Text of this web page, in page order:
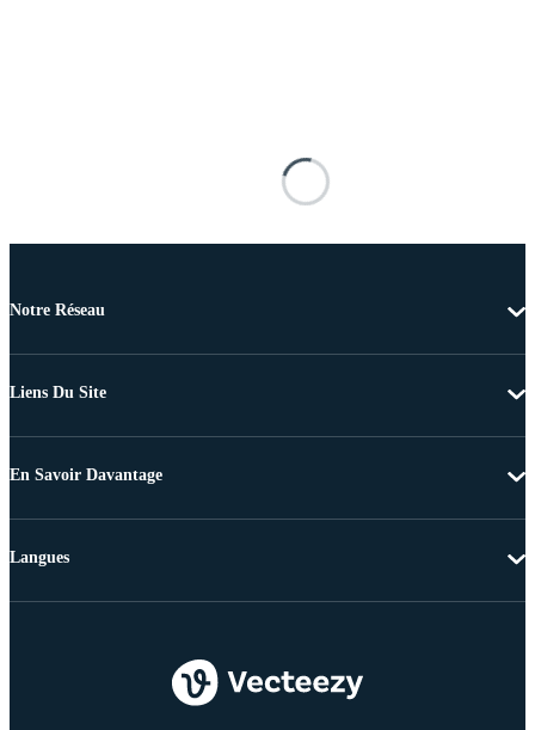
Notre Réseau
Liens Du Site
En Savoir Davantage
Langues